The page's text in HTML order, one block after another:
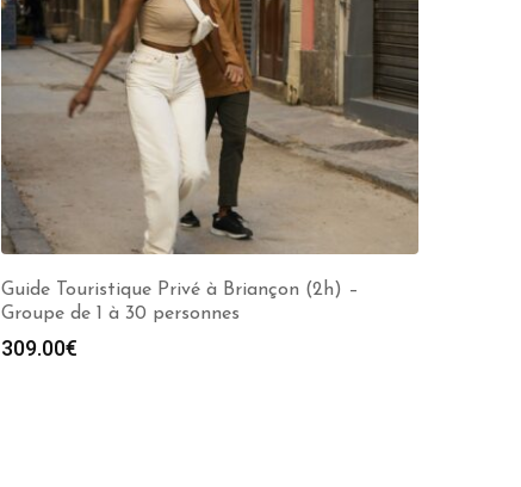
Guide Touristique Privé à Briançon (2h) –
Groupe de 1 à 30 personnes
309.00€